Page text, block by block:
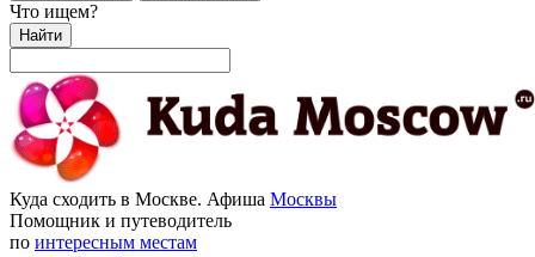
Что ищем?
Найти
Куда сходить в Москве. Афиша Москвы
Помощник и путеводитель
по интересным местам